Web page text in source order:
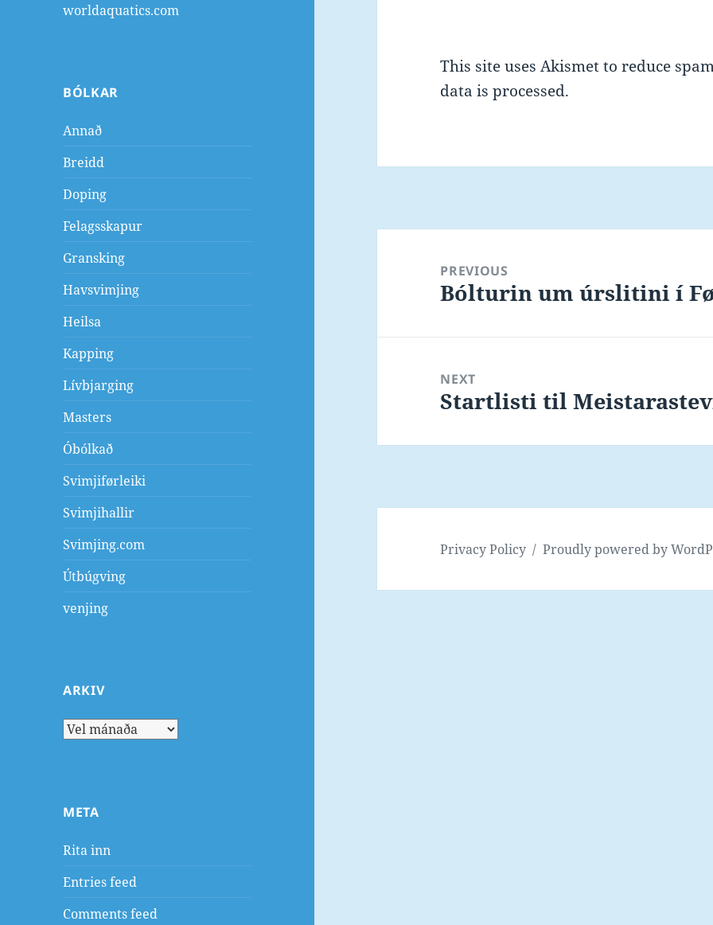
worldaquatics.com
BÓLKAR
Annað
Breidd
Doping
Felagsskapur
Gransking
Havsvimjing
Heilsa
Kapping
Lívbjarging
Masters
Óbólkað
Svimjiførleiki
Svimjihallir
Svimjing.com
Útbúgving
venjing
ARKIV
Arkiv
META
Rita inn
Entries feed
Comments feed
This site uses Akismet to reduce
data is processed.
navigationPREVIOUS
Previous
Bólturin um úrslitini í
NEXT
Next
Startlisti til
Privacy Policy Proudly powered by